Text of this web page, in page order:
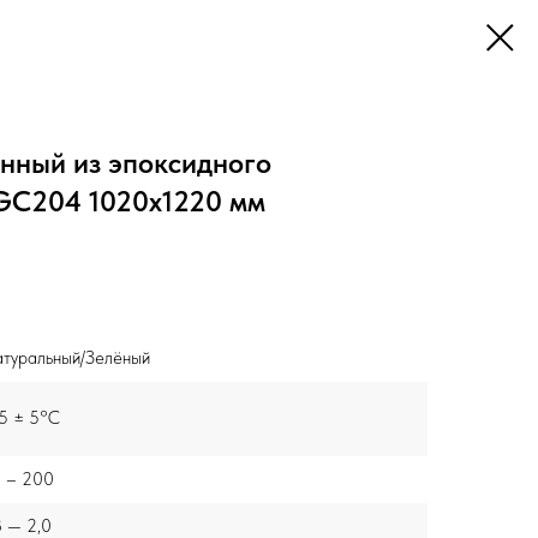
из эпоксидного
1020x1220 мм
Зелёный
± 5°C
– 200
— 2,0